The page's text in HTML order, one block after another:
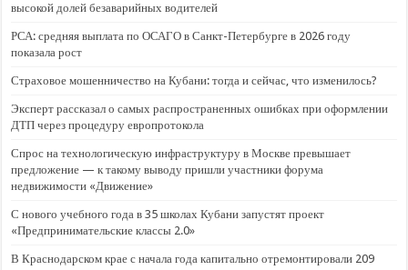
высокой долей безаварийных водителей
РСА: средняя выплата по ОСАГО в Санкт-Петербурге в 2026 году
показала рост
Страховое мошенничество на Кубани: тогда и сейчас, что изменилось?
Эксперт рассказал о самых распространенных ошибках при оформлении
ДТП через процедуру европротокола
Спрос на технологическую инфраструктуру в Москве превышает
предложение — к такому выводу пришли участники форума
недвижимости «Движение»
С нового учебного года в 35 школах Кубани запустят проект
«Предпринимательские классы 2.0»
В Краснодарском крае с начала года капитально отремонтировали 209